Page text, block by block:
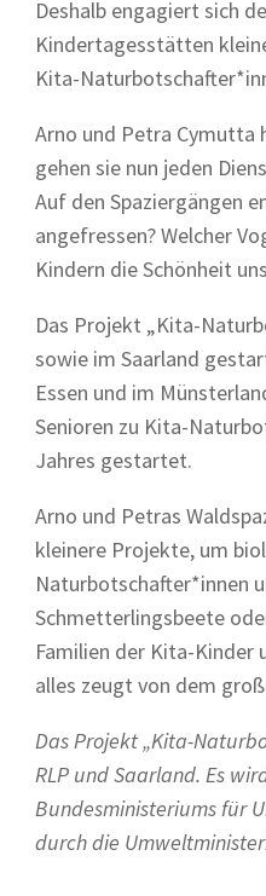
Deshalb engagiert sich
Kindertagesstätten
Kita-
Arno und Petra Cymutta
gehen sie nun jeden
Auf den Spaziergängen
angefressen? Welcher
Kindern die Schönheit
Das Projekt „Kita-
sowie im Saarland
Essen und im
Senioren zu Kita-
Jahres gestartet.
Arno und Petras
kleinere Projekte, um
Naturbotschafter*innen
Schmetterlingsbeete
Familien der Kita-Kinder
alles zeugt von dem
Das Projekt „Kita-
RLP und Saarland. Es
Bundesministeriums für
durch die